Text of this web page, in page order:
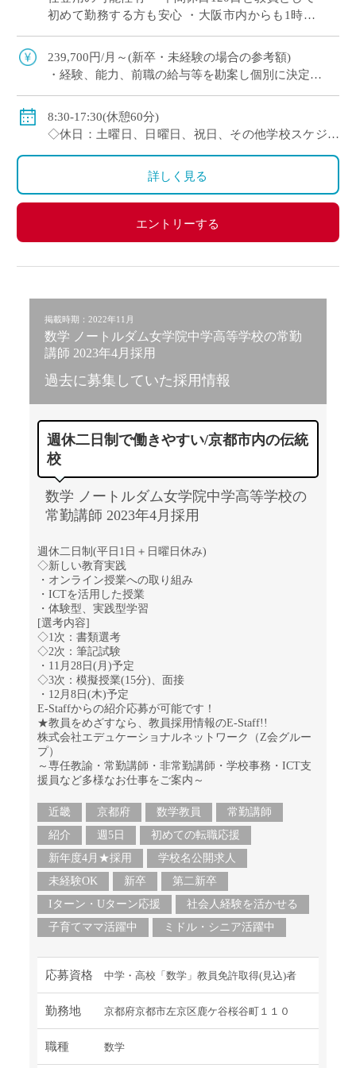
初めて勤務する方も安心 ・大阪市内からも1時間
では、一人ひとりの個性や目標に合わ […]
239,700円/月～(新卒・未経験の場合の参考額)
・経験、能⼒、前職の給与等を勘案し個別に決定
・450万円／経験3年：30歳（⽉給24万1300円＋賞与＋
他⼿当）
・500万円／経験6年：33歳（⽉給24万7900円＋賞与＋
◇賞与：有
◇保険：私学共済、雇用保険、労災保険
8:30-17:30(休憩60分)
◇休日：土曜日、日曜日、祝日、その他学校スケジュ
・年間休日120日のシフト制
詳しく見る
エントリーする
掲載時期：2022年11月
数学 ノートルダム女学院中学高等学校の常勤
講師 2023年4月採用
過去に募集していた採用情報
週休二日制で働きやすい/京都市内の伝統
校
数学 ノートルダム女学院中学高等学校の
常勤講師 2023年4月採用
週休二日制(平日1日＋日曜日休み)
◇新しい教育実践
・オンライン授業への取り組み
・ICTを活用した授業
・体験型、実践型学習
[選考内容]
◇1次：書類選考
◇2次：筆記試験
・11月28日(月)予定
◇3次：模擬授業(15分)、面接
・12月8日(木)予定
E-Staffからの紹介応募が可能です！
★教員をめざすなら、教員採用情報のE-Staff!!
株式会社エデュケーショナルネットワーク（Z会グルー
プ）
～専任教諭・常勤講師・非常勤講師・学校事務・ICT支
援員など多様なお仕事をご案内～
近畿 京都府 数学教員
常勤講師
紹介
週5日
初めての転職応援
新年度4月★採用
学校名公開求人
未経験OK
新卒
第二新卒
Iターン・Uターン応援
社会人経験を活かせる
子育てママ活躍中
ミドル・シニア活躍中
応募資格 中学・高校「数学」教員免許取得(見込)者
勤務地 京都府京都市左京区鹿ケ谷桜谷町１１０
職種 数学